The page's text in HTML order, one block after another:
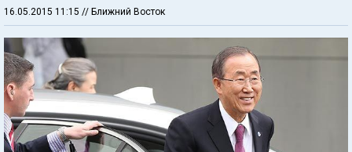
16.05.2015 11:15 // Ближний Восток